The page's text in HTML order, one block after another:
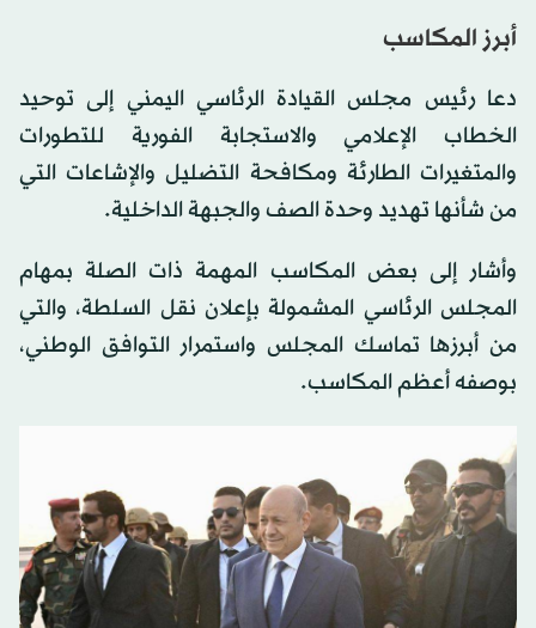
أبرز المكاسب
دعا رئيس مجلس القيادة الرئاسي اليمني إلى توحيد
الخطاب الإعلامي والاستجابة الفورية للتطورات
والمتغيرات الطارئة ومكافحة التضليل والإشاعات التي
من شأنها تهديد وحدة الصف والجبهة الداخلية.
وأشار إلى بعض المكاسب المهمة ذات الصلة بمهام
المجلس الرئاسي المشمولة بإعلان نقل السلطة، والتي
من أبرزها تماسك المجلس واستمرار التوافق الوطني،
بوصفه أعظم المكاسب.